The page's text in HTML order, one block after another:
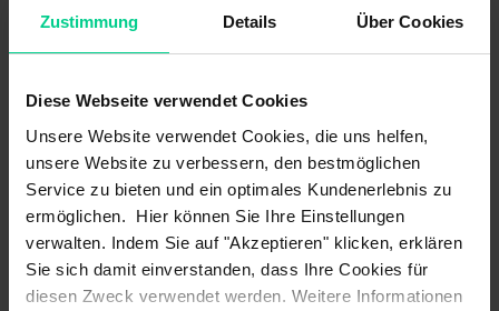
Zustimmung Details Über Cookies
Diese Webseite verwendet Cookies
Unsere Website verwendet Cookies, die uns helfen,
unsere Website zu verbessern, den bestmöglichen
Service zu bieten und ein optimales Kundenerlebnis zu
ermöglichen. Hier können Sie Ihre Einstellungen
verwalten. Indem Sie auf "Akzeptieren" klicken, erklären
Sie sich damit einverstanden, dass Ihre Cookies für
diesen Zweck verwendet werden. Weitere Informationen
Technische Daten
351RHS3301
213,60 €
Elektrische Daten